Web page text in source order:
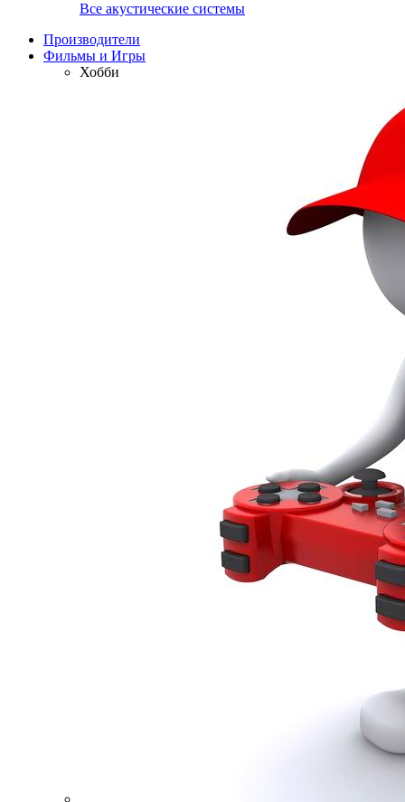
Все акустические системы
Производители
Фильмы и Игры
Хобби